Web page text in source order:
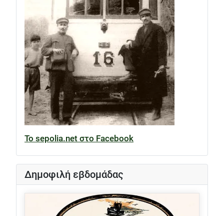
Το sepolia.net στο Facebook
Δημοφιλή εβδομάδας